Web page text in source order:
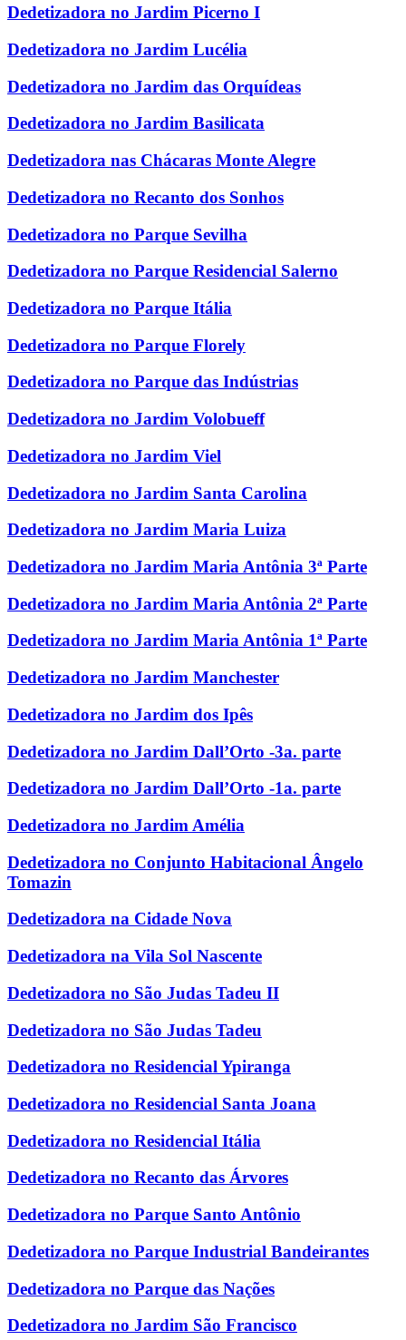
Dedetizadora no Jardim Picerno I
Dedetizadora no Jardim Lucélia
Dedetizadora no Jardim das Orquídeas
Dedetizadora no Jardim Basilicata
Dedetizadora nas Chácaras Monte Alegre
Dedetizadora no Recanto dos Sonhos
Dedetizadora no Parque Sevilha
Dedetizadora no Parque Residencial Salerno
Dedetizadora no Parque Itália
Dedetizadora no Parque Florely
Dedetizadora no Parque das Indústrias
Dedetizadora no Jardim Volobueff
Dedetizadora no Jardim Viel
Dedetizadora no Jardim Santa Carolina
Dedetizadora no Jardim Maria Luiza
Dedetizadora no Jardim Maria Antônia 3ª Parte
Dedetizadora no Jardim Maria Antônia 2ª Parte
Dedetizadora no Jardim Maria Antônia 1ª Parte
Dedetizadora no Jardim Manchester
Dedetizadora no Jardim dos Ipês
Dedetizadora no Jardim Dall’Orto -3a. parte
Dedetizadora no Jardim Dall’Orto -1a. parte
Dedetizadora no Jardim Amélia
Dedetizadora no Conjunto Habitacional Ângelo
Tomazin
Dedetizadora na Cidade Nova
Dedetizadora na Vila Sol Nascente
Dedetizadora no São Judas Tadeu II
Dedetizadora no São Judas Tadeu
Dedetizadora no Residencial Ypiranga
Dedetizadora no Residencial Santa Joana
Dedetizadora no Residencial Itália
Dedetizadora no Recanto das Árvores
Dedetizadora no Parque Santo Antônio
Dedetizadora no Parque Industrial Bandeirantes
Dedetizadora no Parque das Nações
Dedetizadora no Jardim São Francisco